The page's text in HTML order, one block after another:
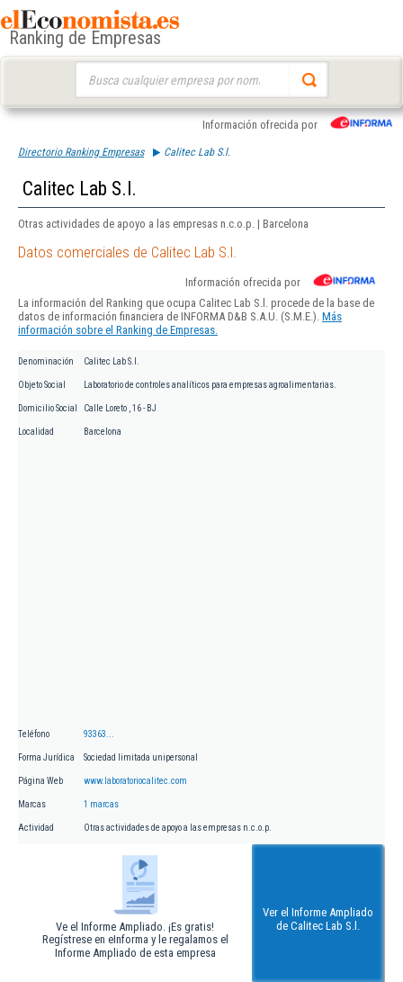
Ranking de Empresas
Información ofrecida por
Directorio Ranking Empresas Calitec Lab S.l.
Calitec Lab S.l.
Otras actividades de apoyo a las empresas n.c.o.p. | Barcelona
Datos comerciales de Calitec Lab S.l.
Información ofrecida por
La información del Ranking que ocupa Calitec Lab S.l. procede de la base de
datos de información financiera de INFORMA D&B S.A.U. (S.M.E.). Más
información sobre el Ranking de Empresas.
Denominación Calitec Lab S.l.
Objeto Social Laboratorio de controles analíticos para empresas agroalimentarias.
Domicilio Social Calle Loreto , 16 - BJ
Localidad Barcelona
Teléfono 93363...
Forma Jurídica Sociedad limitada unipersonal
Página Web www.laboratoriocalitec.com
Marcas 1 marcas
Actividad Otras actividades de apoyo a las empresas n.c.o.p.
Ve el Informe Ampliado. ¡Es gratis!
Regístrese en eInforma y le regalamos el
Informe Ampliado de esta empresa
Ver el Informe Ampliado
de Calitec Lab S.l.